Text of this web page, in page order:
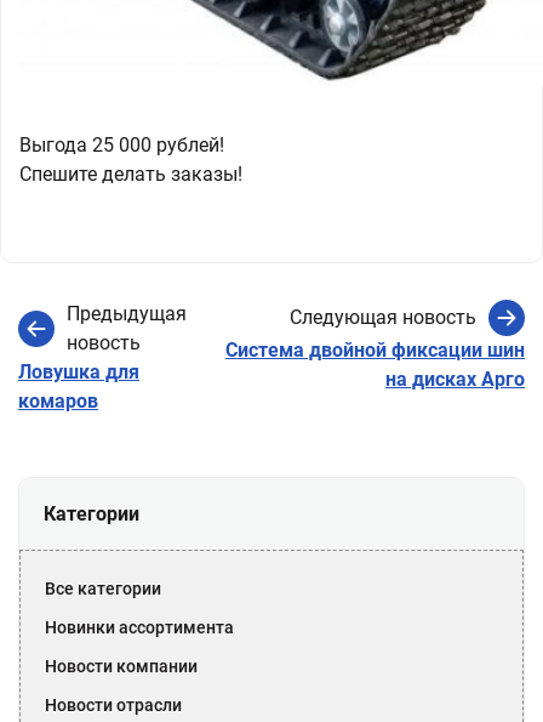
Выгода 25 000 рублей!
Спешите делать заказы!
Предыдущая
новость
Ловушка для
комаров
Следующая новость
Система двойной фиксации шин
на дисках Арго
Категории
Все категории
Новинки ассортимента
Новости компании
Новости отрасли